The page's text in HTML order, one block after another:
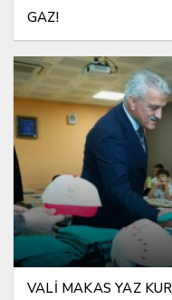
GAZ!
VALİ MAKAS YAZ